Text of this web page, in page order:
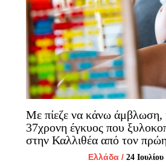
Με πίεζε να κάνω άμβλωση,
37χρονη έγκυος που
στην Καλλιθέα από τον
Ελλάδα/ 24